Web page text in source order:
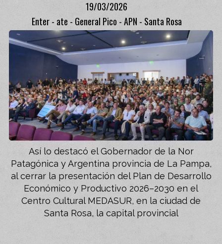
Enter - ate - General Pico - APN - Santa Rosa
19/03/2026
Así lo destacó el Gobernador de la Nor
Patagónica y Argentina provincia de La Pampa,
al cerrar la presentación del Plan de Desarrollo
Económico y Productivo 2026–2030 en el
Centro Cultural MEDASUR, en la ciudad de
Santa Rosa, la capital provincial